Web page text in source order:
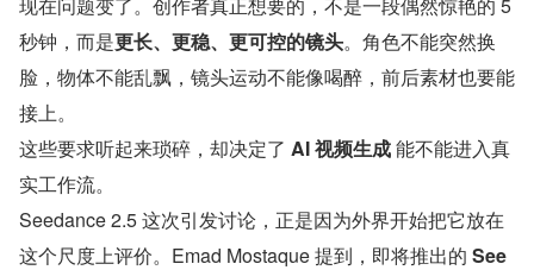
秒钟，而是​更长、更稳、更可控的镜头​。角色不能突然换
脸，物体不能乱飘，镜头运动不能像喝醉，前后素材也要能
接上。
这些要求听起来琐碎，却决定了 AI 视频生成 能不能进入真
实工作流。
Seedance 2.5 这次引发讨论，正是因为外界开始把它放在
这个尺度上评价。Emad Mostaque 提到，即将推出的 See